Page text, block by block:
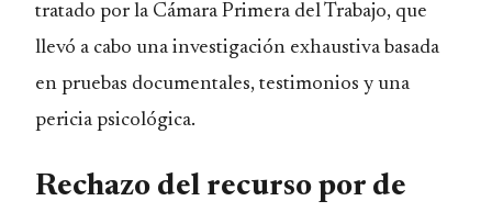
tratado por la Cámara Primera del Trabajo, que
llevó a cabo una investigación exhaustiva basada
en pruebas documentales, testimonios y una
pericia psicológica.
Rechazo del recurso por de